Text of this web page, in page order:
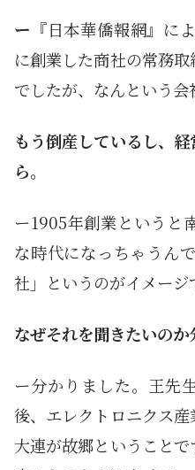
ー 『日本華僑報網』に
に創業した商社の常務
でしたが、なんという会
もう倒産しているし、
ら。
ー1905年創業というと
な時代になっちゃうん
社」というのがイメージ
なぜそれを聞きたいのか
ー分かりました。王先
後、エレクトロニクス産
大連が故郷ということ